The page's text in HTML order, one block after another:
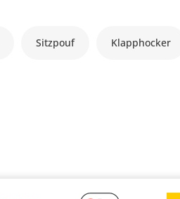
Sitzpouf Klapphocker